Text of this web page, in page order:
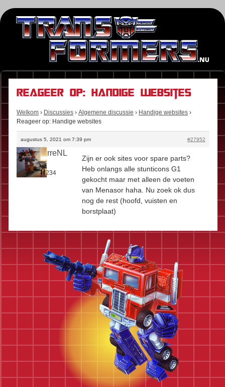
Reageer op: Handige websites
Welkom › Discussies › Algemene discussie › Handige websites ›
Reageer op: Handige websites
augustus 5, 2021 om 7:39 pm #27952
SaintPierreNL
Rol:Fan
Berichten:234
Zijn er ook sites voor spare parts?
Heb onlangs alle stunticons G1
gekocht maar met alleen de voeten
van Menasor haha. Nu zoek ok dus
nog de rest (hoofd, vuisten en
borstplaat)